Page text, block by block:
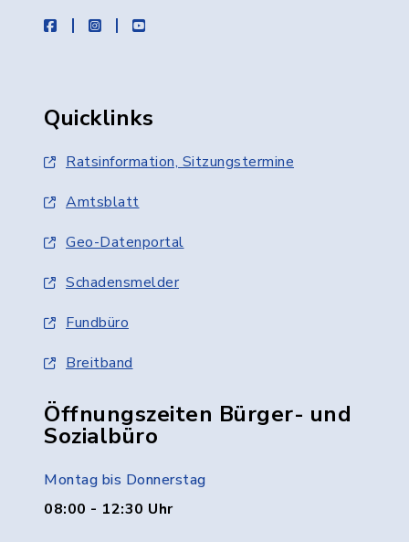
facebookinstagramyoutube
Quicklinks
Ratsinformation, Sitzungstermine
Amtsblatt
Geo-Datenportal
Schadensmelder
Fundbüro
Breitband
Öffnungszeiten Bürger- und
Sozialbüro
Montag bis Donnerstag
08:00 - 12:30 Uhr